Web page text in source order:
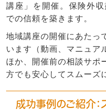
講座」を開催。保険外
での信頼を築きます。
地域講座の開催にあたっ
います（動画、マニュア
ほか、開催前の相談サポ
方でも安心してスムーズ
成功事例のご紹介：